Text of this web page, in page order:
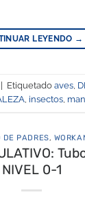
LEYENDO →
Etiquetado aves,
, insectos,
DE PADRES,
NIVEL 0-1